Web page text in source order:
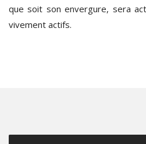
que soit son envergure, sera
vivement actifs.